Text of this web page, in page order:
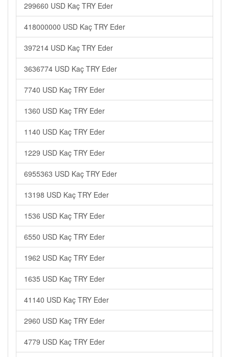
299660 USD Kaç TRY Eder
418000000 USD Kaç TRY Eder
397214 USD Kaç TRY Eder
3636774 USD Kaç TRY Eder
7740 USD Kaç TRY Eder
1360 USD Kaç TRY Eder
1140 USD Kaç TRY Eder
1229 USD Kaç TRY Eder
6955363 USD Kaç TRY Eder
13198 USD Kaç TRY Eder
1536 USD Kaç TRY Eder
6550 USD Kaç TRY Eder
1962 USD Kaç TRY Eder
1635 USD Kaç TRY Eder
41140 USD Kaç TRY Eder
2960 USD Kaç TRY Eder
4779 USD Kaç TRY Eder